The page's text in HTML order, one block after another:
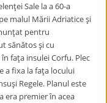
Sale la a 60-a
malul Mării Adriatice şi
pentru
sănătos şi cu
faţa insulei Corfu. Plec
a fixa la faţa locului
Regele. Planul este
era premier în acea